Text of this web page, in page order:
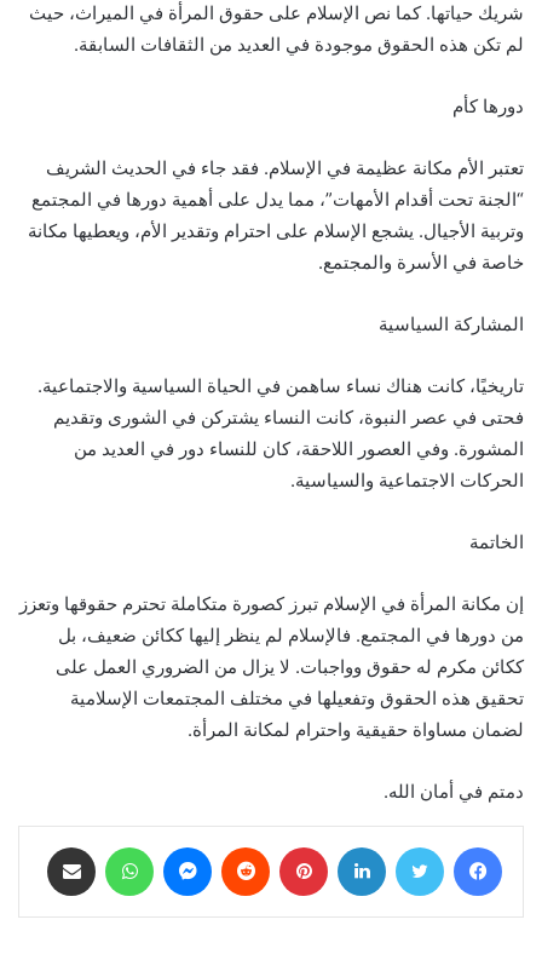
شريك حياتها. كما نص الإسلام على حقوق المرأة في الميراث، حيث
لم تكن هذه الحقوق موجودة في العديد من الثقافات السابقة.
دورها كأم
تعتبر الأم مكانة عظيمة في الإسلام. فقد جاء في الحديث الشريف
“الجنة تحت أقدام الأمهات”، مما يدل على أهمية دورها في المجتمع
وتربية الأجيال. يشجع الإسلام على احترام وتقدير الأم، ويعطيها مكانة
خاصة في الأسرة والمجتمع.
المشاركة السياسية
تاريخيًا، كانت هناك نساء ساهمن في الحياة السياسية والاجتماعية.
فحتى في عصر النبوة، كانت النساء يشتركن في الشورى وتقديم
المشورة. وفي العصور اللاحقة، كان للنساء دور في العديد من
الحركات الاجتماعية والسياسية.
الخاتمة
إن مكانة المرأة في الإسلام تبرز كصورة متكاملة تحترم حقوقها وتعزز
من دورها في المجتمع. فالإسلام لم ينظر إليها ككائن ضعيف، بل
ككائن مكرم له حقوق وواجبات. لا يزال من الضروري العمل على
تحقيق هذه الحقوق وتفعيلها في مختلف المجتمعات الإسلامية
لضمان مساواة حقيقية واحترام لمكانة المرأة.
دمتم في أمان الله.
فيسبوك تويتر لينكدإن بينتيريست ماسنجر واتساب